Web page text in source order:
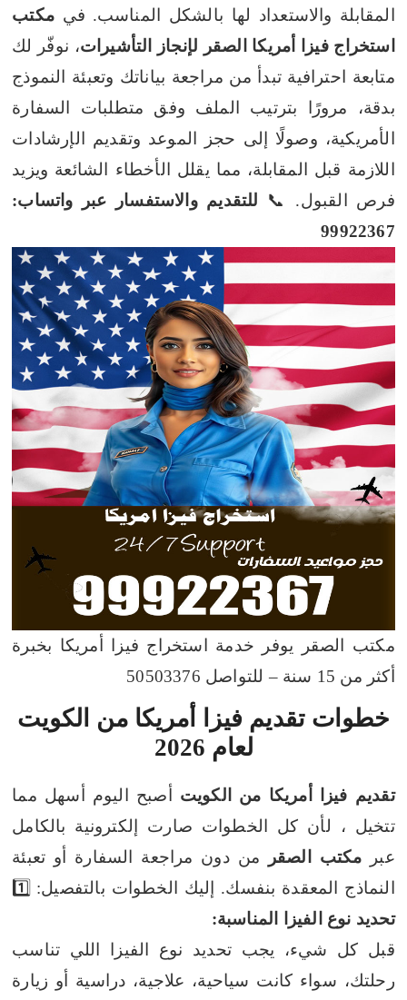
المقابلة والاستعداد لها بالشكل المناسب. في مكتب
استخراج فيزا أمريكا الصقر لإنجاز التأشيرات، نوفّر لك
متابعة احترافية تبدأ من مراجعة بياناتك وتعبئة النموذج
بدقة، مرورًا بترتيب الملف وفق متطلبات السفارة
الأمريكية، وصولًا إلى حجز الموعد وتقديم الإرشادات
اللازمة قبل المقابلة، مما يقلل الأخطاء الشائعة ويزيد
فرص القبول.
📞 للتقديم والاستفسار عبر واتساب:
99922367
مكتب الصقر يوفر خدمة استخراج فيزا أمريكا بخبرة
أكثر من 15 سنة – للتواصل 50503376
خطوات تقديم فيزا أمريكا من الكويت
لعام 2026
تقديم فيزا أمريكا من الكويت أصبح اليوم أسهل مما
تتخيل ، لأن كل الخطوات صارت إلكترونية بالكامل
عبر مكتب الصقر
من دون مراجعة السفارة أو تعبئة
النماذج المعقدة بنفسك. إليك الخطوات بالتفصيل: 1️⃣
تحديد نوع الفيزا المناسبة:
قبل كل شيء، يجب تحديد نوع الفيزا اللي تناسب
رحلتك، سواء كانت سياحية، علاجية، دراسية أو زيارة